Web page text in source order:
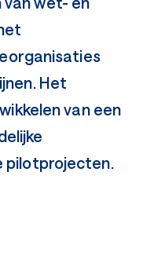
Het
van een
pilotprojecten.